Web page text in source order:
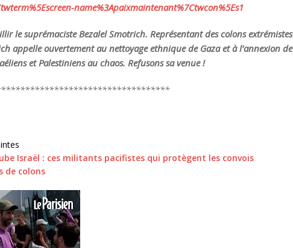
5Escreen-name%3Apaixmaintenant%7Ctwcon%5Es1
le suprémaciste Bezalel Smotrich. Représentant des colons extrémistes
appelle ouvertement au nettoyage ethnique de Gaza et à l’annexion de
et Palestiniens au chaos. Refusons sa venue !
***************************
Israël : ces militants pacifistes qui protègent les convois
de colons